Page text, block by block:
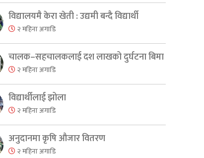
विद्यालयमै केरा खेती : उद्यमी बन्दै विद्यार्थी
२ महिना अगाडि
चालक–सहचालकलाई दश लाखको दुर्घटना बिमा
२ महिना अगाडि
विद्यार्थीलाई झोला
२ महिना अगाडि
अनुदानमा कृषि औजार वितरण
२ महिना अगाडि